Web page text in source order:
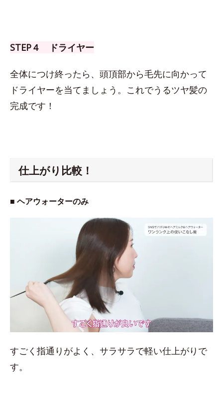
STEP４ ドライヤー
全体につけ終ったら、頭頂部から毛先に向かって
ドライヤーを当てましょう。これでうるツヤ髪の
完成です！
仕上がり比較！
■ ヘアウォーターのみ
すごく指通りがよく、サラサラで軽い仕上がりで
す。